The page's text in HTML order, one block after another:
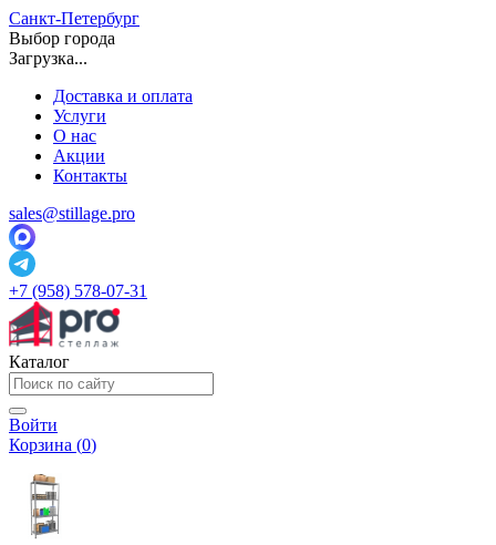
Санкт-Петербург
Выбор города
Загрузка...
Доставка и оплата
Услуги
О нас
Акции
Контакты
sales@stillage.pro
+7 (958) 578-07-31
Каталог
Войти
Корзина (0)